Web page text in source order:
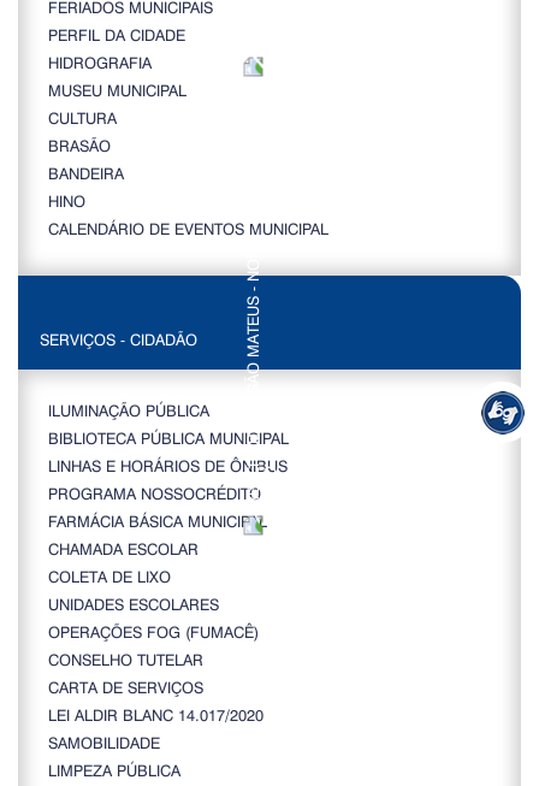
FERIADOS MUNICIPAIS
PERFIL DA CIDADE
HIDROGRAFIA
MUSEU MUNICIPAL
CULTURA
BRASÃO
BANDEIRA
HINO
CALENDÁRIO DE EVENTOS MUNICIPAL
SERVIÇOS - CIDADÃO
ILUMINAÇÃO PÚBLICA
BIBLIOTECA PÚBLICA MUNICIPAL
LINHAS E HORÁRIOS DE ÔNIBUS
PROGRAMA NOSSOCRÉDITO
FARMÁCIA BÁSICA MUNICIPAL
CHAMADA ESCOLAR
COLETA DE LIXO
UNIDADES ESCOLARES
OPERAÇÕES FOG (FUMACÊ)
CONSELHO TUTELAR
CARTA DE SERVIÇOS
LEI ALDIR BLANC 14.017/2020
SAMOBILIDADE
LIMPEZA PÚBLICA